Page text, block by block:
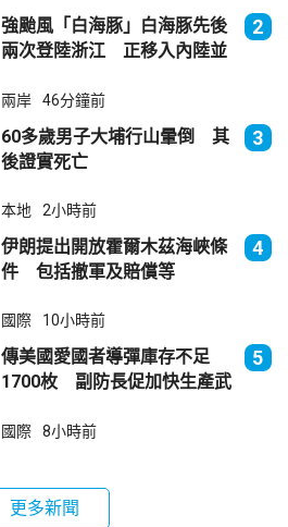
強颱風「白海豚」白海豚先後
兩次登陸浙江 正移入內陸並
2
兩岸 46分鐘前
60多歲男子大埔行山暈倒 其
後證實死亡
3
本地 2小時前
伊朗提出開放霍爾木茲海峽條
件 包括撤軍及賠償等
4
國際 10小時前
傳美國愛國者導彈庫存不足
1700枚 副防長促加快生產武
5
國際 8小時前
更多新聞